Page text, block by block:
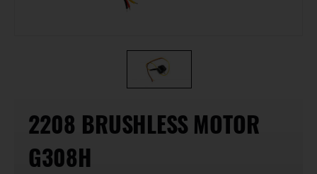
2208 BRUSHLESS MOTOR
G308H